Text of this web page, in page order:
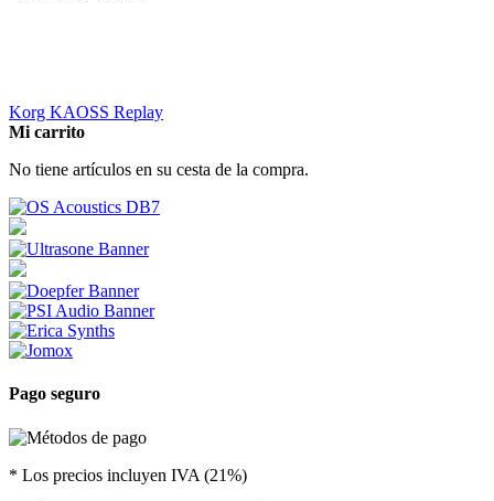
Korg KAOSS Replay
Mi carrito
No tiene artículos en su cesta de la compra.
Pago seguro
* Los precios incluyen IVA (21%)